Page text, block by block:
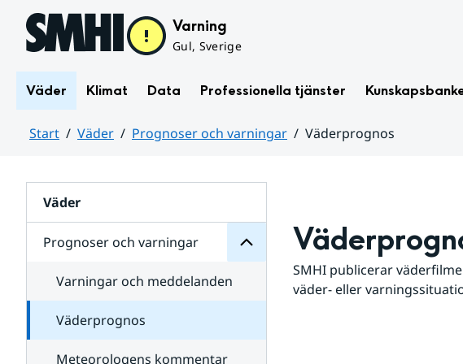
Hoppa till sidans innehåll Varning
Gul, Sverige
Väder Klimat Data Professionella tjänster
Start Väder Prognoser och varningar
Väderprognos
Väder
Prognoser och varningar
för
varningar
Varningar och meddelanden
Väderprognos
Meteorologens kommentar
SMHI publicerar
väder- eller